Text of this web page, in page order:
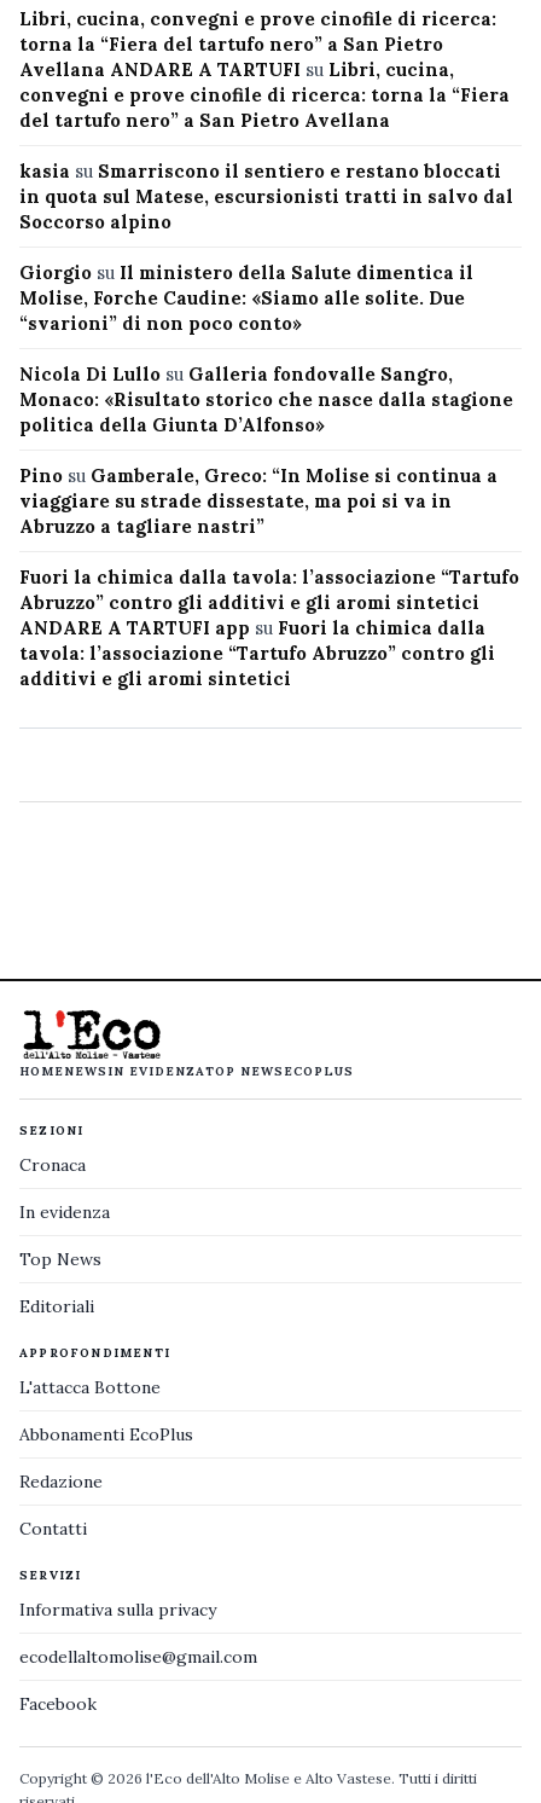
Libri, cucina, convegni e prove cinofile di ricerca:
torna la “Fiera del tartufo nero” a San Pietro
Avellana ANDARE A TARTUFI su Libri, cucina,
convegni e prove cinofile di ricerca: torna la “Fiera
del tartufo nero” a San Pietro Avellana
kasia su Smarriscono il sentiero e restano bloccati
in quota sul Matese, escursionisti tratti in salvo dal
Soccorso alpino
Giorgio su Il ministero della Salute dimentica il
Molise, Forche Caudine: «Siamo alle solite. Due
“svarioni” di non poco conto»
Nicola Di Lullo su Galleria fondovalle Sangro,
Monaco: «Risultato storico che nasce dalla stagione
politica della Giunta D’Alfonso»
Pino su Gamberale, Greco: “In Molise si continua a
viaggiare su strade dissestate, ma poi si va in
Abruzzo a tagliare nastri”
Fuori la chimica dalla tavola: l’associazione “Tartufo
Abruzzo” contro gli additivi e gli aromi sintetici
ANDARE A TARTUFI app su Fuori la chimica dalla
tavola: l’associazione “Tartufo Abruzzo” contro gli
additivi e gli aromi sintetici
HOMENEWS IN EVIDENZATOP NEWS ECOPLUS
SEZIONI
Cronaca
In evidenza
Top News
Editoriali
APPROFONDIMENTI
L'attacca Bottone
Abbonamenti EcoPlus
Redazione
Contatti
SERVIZI
Informativa sulla privacy
ecodellaltomolise@gmail.com
Facebook
Copyright © 2026 l'Eco dell'Alto Molise e Alto Vastese. Tutti i diritti